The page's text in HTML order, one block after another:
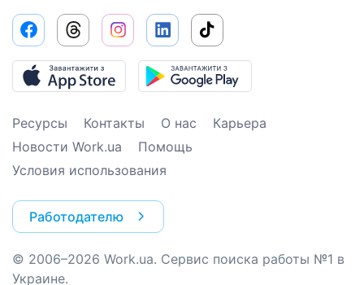
Ресурсы Контакты О нас
Карьера
Новости Work.ua
Помощь
Условия использования
Работодателю
© 2006–2026 Work.ua. Сервис поиска работы №1 в
Украине.